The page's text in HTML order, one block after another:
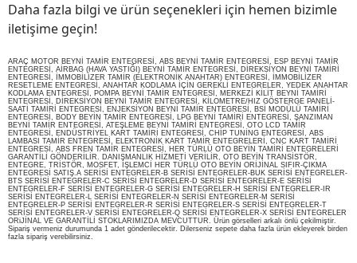
Daha fazla bilgi ve ürün seçenekleri için hemen bizimle
iletişime geçin!
ARAÇ MOTOR BEYNİ TAMİR ENTEGRESİ, ABS BEYNİ TAMİR ENTEGRESİ, ESP BEYNİ TAMİR
ENTEGRESİ, AİRBAG (HAVA YASTIĞI) BEYNİ TAMİR ENTEGRESİ, DİREKSİYON BEYNİ TAMİRİ
ENTEGRESİ, İMMOBİLİZER TAMİR (ELEKTRONİK ANAHTAR) ENTEGRESİ, İMMOBİLİZER
RESETLEME ENTEGRESİ, ANAHTAR KODLAMA İÇİN GEREKLİ ENTEGRELER, YEDEK ANAHTAR
KODLAMA ENTEGRESİ, POMPA BEYNİ TAMİR ENTEGRESİ, MERKEZİ KİLİT BEYNİ TAMİRİ
ENTEGRESİ, DİREKSİYON BEYNİ TAMİR ENTEGRESİ, KİLOMETRE/HIZ GÖSTERGE PANELİ-
SAATİ TAMİRİ ENTEGRESİ, ENJEKSİYON BEYNİ TAMİR ENTEGRESİ, BSİ MODÜLÜ TAMİRİ
ENTEGRESİ, BODY BEYİN TAMİR ENTEGRESİ, LPG BEYNİ TAMİRİ ENTEGRESİ, ŞANZIMAN
BEYNİ TAMİR ENTEGRESİ, ATEŞLEME BEYNİ TAMİRİ ENTEGRESİ, OTO LCD TAMİR
ENTEGRESİ, ENDÜSTRİYEL KART TAMİRİ ENTEGRESİ, CHİP TUNİNG ENTEGRESİ, ABS
LAMBASI TAMİR ENTEGRESİ, ELEKTRONİK KART TAMİR ENTEGRELERİ, CNC KART TAMİRİ
ENTEGRESİ, ABS FREN TAMİR ENTEGRESİ, HER TÜRLÜ OTO BEYİN TAMİRİ ENTEGRELERİ
GARANTİLİ GÖNDERİLİR. DANIŞMANLIK HİZMETİ VERİLİR, OTO BEYİN TRANSİSTÖR,
ENTEGRE, TRİSTÖR, MOSFET, İŞLEMCİ HER TÜRLÜ OTO BEYİN ORİJİNAL SIFIR-ÇIKMA
ENTEGRESİ SATIŞ.A SERİSİ ENTEGRELER-B SERİSİ ENTEGRELER-BUK SERİSİ ENTEGRELER-
BTS SERİSİ ENTEGRELER-C SERİSİ ENTEGRELER-D SERİSİ ENTEGRELER-E SERİSİ
ENTEGRELER-F SERİSİ ENTEGRELER-G SERİSİ ENTEGRELER-H SERİSİ ENTEGRELER-IR
SERİSİ ENTEGRELER-L SERİSİ ENTEGRELER-N SERİSİ ENTEGRELER-M SERİSİ
ENTEGRELER-P SERİSİ ENTEGRELER-R SERİSİ ENTEGRELER-S SERİSİ ENTEGRELER-T
SERİSİ ENTEGRELER-V SERİSİ ENTEGRELER-Q SERİSİ ENTEGRELER-X SERİSİ ENTEGRELER
ORiJİNAL VE GARANTİLİ STOKLARIMIZDA MEVCUTTUR. Ürün görselleri arkalı önlü çekilmiştir.
Sipariş vermeniz durumunda 1 adet gönderilecektir. Dilerseniz sepete daha fazla ürün ekleyerek birden
fazla sipariş verebilirsiniz.